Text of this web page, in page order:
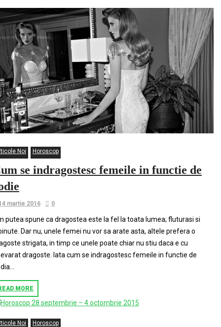
Noi Horoscop
se indragostesc femeile in functie de
martie 2016 0
putea spune ca dragostea este la fel la toata lumea; fluturasi si
Dar nu, unele femei nu vor sa arate asta, altele prefera o
strigata, in timp ce unele poate chiar nu stiu daca e cu
dragoste. Iata cum se indragostesc femeile in functie de
MORE
Noi Horoscop